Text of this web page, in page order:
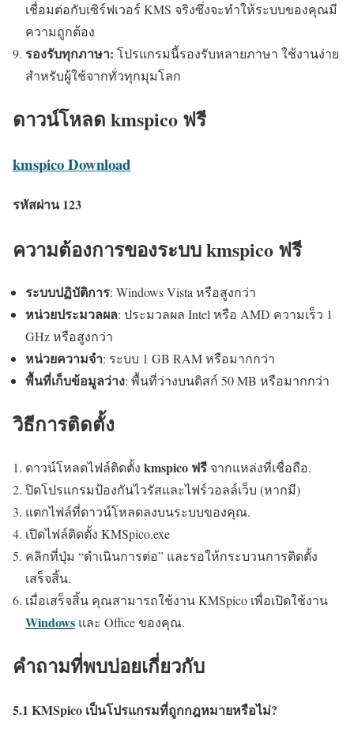
เชื่อมต่อกับเซิร์ฟเวอร์ KMS จริงซึ่งจะทำให้ระบบของคุณมี
ความถูกต้อง
รองรับทุกภาษา: โปรแกรมนี้รองรับหลายภาษา ใช้งานง่าย
สำหรับผู้ใช้จากทั่วทุกมุมโลก
ดาวน์โหลด kmspico ฟรี
kmspico Download
รหัสผ่าน 123
ความต้องการของระบบ kmspico ฟรี
ระบบปฏิบัติการ: Windows Vista หรือสูงกว่า
หน่วยประมวลผล: ประมวลผล Intel หรือ AMD ความเร็ว 1
GHz หรือสูงกว่า
หน่วยความจำ: ระบบ 1 GB RAM หรือมากกว่า
พื้นที่เก็บข้อมูลว่าง: พื้นที่ว่างบนดิสก์ 50 MB หรือมากกว่า
วิธีการติดตั้ง
ดาวน์โหลดไฟล์ติดตั้ง kmspico ฟรี จากแหล่งที่เชื่อถือ.
ปิดโปรแกรมป้องกันไวรัสและไฟร์วอลล์เว็บ (หากมี)
แตกไฟล์ที่ดาวน์โหลดลงบนระบบของคุณ.
เปิดไฟล์ติดตั้ง KMSpico.exe
คลิกที่ปุ่ม “ดำเนินการต่อ” และรอให้กระบวนการติดตั้ง
เสร็จสิ้น.
เมื่อเสร็จสิ้น คุณสามารถใช้งาน KMSpico เพื่อเปิดใช้งาน
Windows และ Office ของคุณ.
คำถามที่พบบ่อยเกี่ยวกับ
5.1 KMSpico เป็นโปรแกรมที่ถูกกฎหมายหรือไม่?